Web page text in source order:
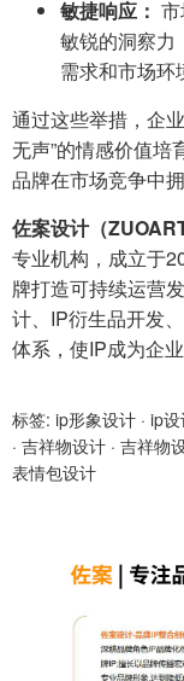
敏捷响应：
敏锐的洞察力
需求和市场环
通过这些举措，企
无声”的情感价值培
品牌在市场竞争中
佐案设计（ZUOART
专业机构，成立于
牌打造可持续运营
计、IP衍生品开发
体系，使IP成为企
标签: ip形象设计 · ip
· 吉祥物设计 · 吉祥物
表情包设计